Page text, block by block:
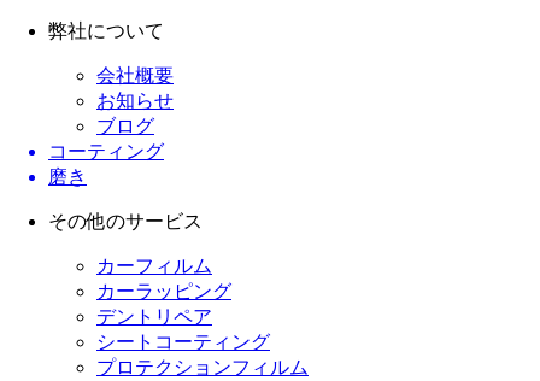
弊社について
会社概要
お知らせ
ブログ
コーティング
磨き
その他のサービス
カーフィルム
カーラッピング
デントリペア
シートコーティング
プロテクションフィルム